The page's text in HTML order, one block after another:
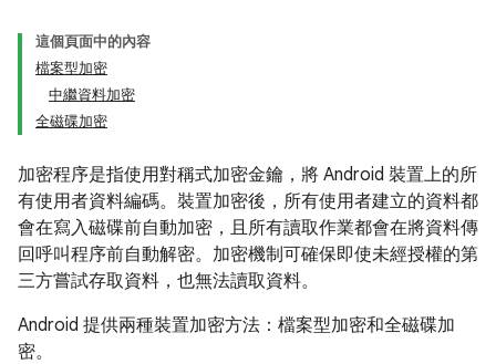
這個頁面中的內容
檔案型加密
中繼資料加密
全磁碟加密
加密程序是指使用對稱式加密金鑰，將 Android 裝置上的所
有使用者資料編碼。裝置加密後，所有使用者建立的資料都
會在寫入磁碟前自動加密，且所有讀取作業都會在將資料傳
回呼叫程序前自動解密。加密機制可確保即使未經授權的第
三方嘗試存取資料，也無法讀取資料。
Android 提供兩種裝置加密方法：檔案型加密和全磁碟加
密。